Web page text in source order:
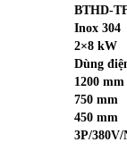
BTHD-
Inox 304
2×8 kW
Dùng
1200 mm
750 mm
450 mm
3P/380V/